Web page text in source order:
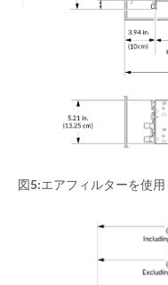
図5:エアフィルターを使